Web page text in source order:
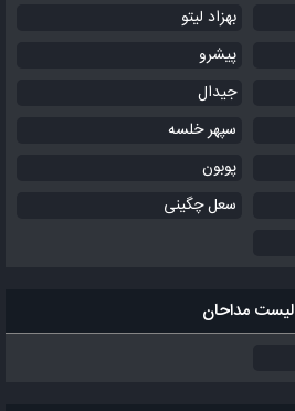
بهزاد لیتو
پیشرو
جیدال
سپهر خلسه
پوبون
سعل چگینی
لیست مداحان